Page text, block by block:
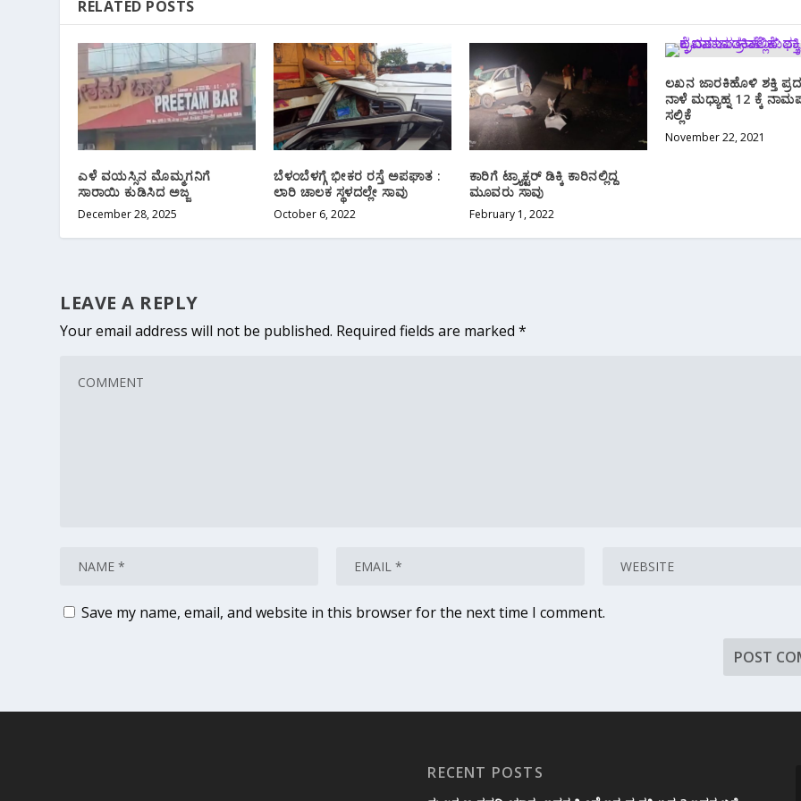
RELATED POSTS
ಎಳೆ ವಯಸ್ಸಿನ ಮೊಮ್ಮಗನಿಗೆ
ಸಾರಾಯಿ ಕುಡಿಸಿದ ಅಜ್ಜ
December 28, 2025
ಬೆಳಂಬೆಳಗ್ಗೆ ಭೀಕರ ರಸ್ತೆ ಅಪಘಾತ :
ಲಾರಿ ಚಾಲಕ ಸ್ಥಳದಲ್ಲೇ ಸಾವು
October 6, 2022
ಕಾರಿಗೆ ಟ್ರ್ಯಾಕ್ಟರ್ ಡಿಕ್ಕಿ ಕಾರಿನಲ್ಲಿದ್ದ
ಮೂವರು ಸಾವು
February 1, 2022
ಲಖನ ಜಾರಕಿಹೊಳಿ ಶಕ್ತಿ
ನಾಳೆ ಮಧ್ಯಾಹ್ನ 12 ಕ್ಕೆ
ಸಲ್ಲಿಕೆ
November 22, 2021
LEAVE A REPLY
Your email address will not be published. Required fields are marked*
Save my name, email, and website in this browser for the next time I comment.
RECENT POSTS